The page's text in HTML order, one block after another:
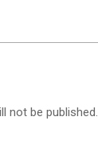
not be published.